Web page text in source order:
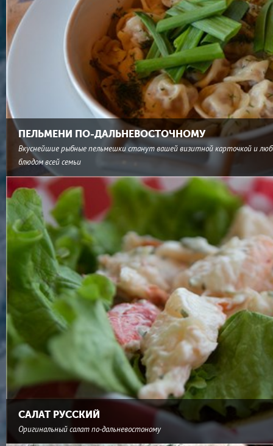
ПЕЛЬМЕНИ ПО-ДАЛЬНЕВОСТОЧНОМУ
Вкуснейшие рыбные пельмешки станут вашей визитной карточкой и
блюдом всей семьи
САЛАТ РУССКИЙ
Оригинальный салат по-дальневостоному